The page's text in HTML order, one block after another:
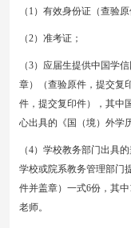
（ 1） 有效身份证（查验原
（2）准考证；
（3）应届生提供中国学
章）（查验原件，提交复
件，提交复印件），其中
心出具的《国（境）外学
（4）学校教务部门出具
学校或院系教务管理部门
件并盖章） 一式6份， 其中
老师。